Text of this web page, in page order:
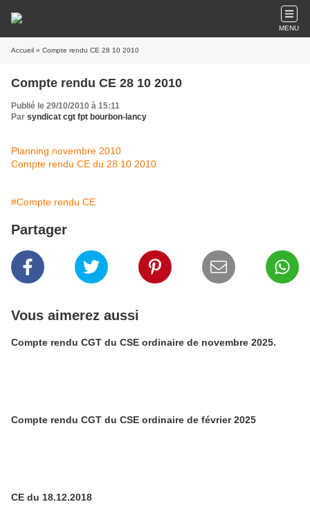
MENU
Accueil » Compte rendu CE 28 10 2010
Compte rendu CE 28 10 2010
Publié le 29/10/2010 à 15:11
Par syndicat cgt fpt bourbon-lancy
Planning novembre 2010
Compte rendu CE du 28 10 2010
#Compte rendu CE
Partager
Vous aimerez aussi
Compte rendu CGT du CSE ordinaire de novembre 2025.
Compte rendu CGT du CSE ordinaire de février 2025
CE du 18.12.2018